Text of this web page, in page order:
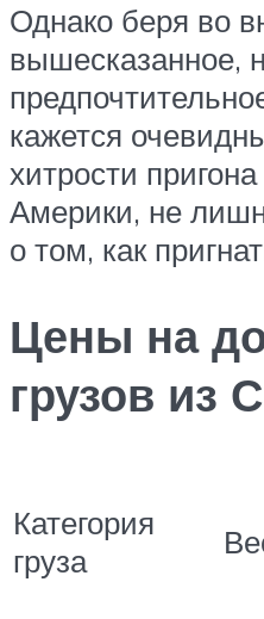
Однако беря во
вышесказанное,
кажется
хитрости
Америки, не
о том, как
Цены на
грузов из
Категория
груза